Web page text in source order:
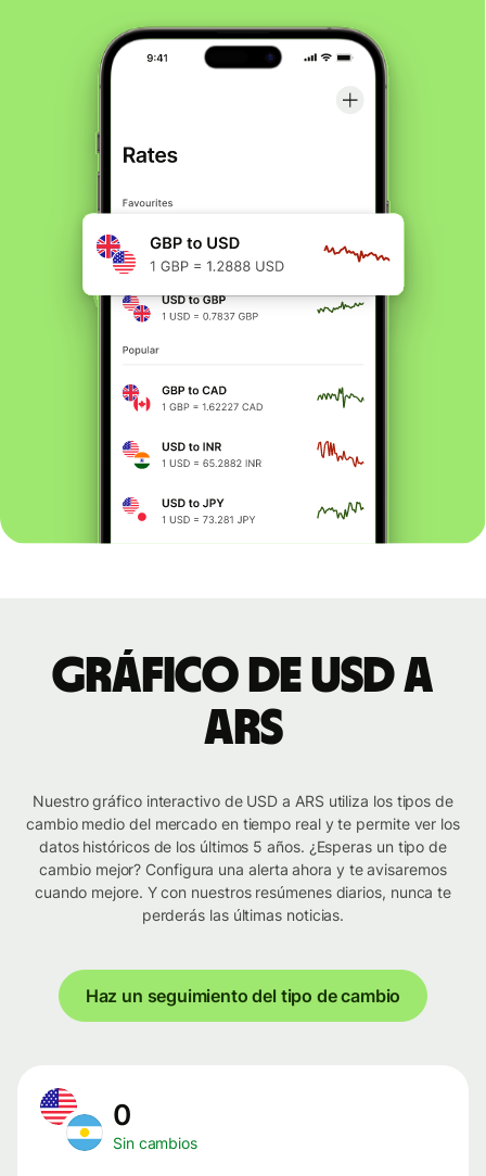
Gráfico de USD a
ARS
Nuestro gráfico interactivo de USD a ARS utiliza los tipos de
cambio medio del mercado en tiempo real y te permite ver los
datos históricos de los últimos 5 años. ¿Esperas un tipo de
cambio mejor? Configura una alerta ahora y te avisaremos
cuando mejore. Y con nuestros resúmenes diarios, nunca te
perderás las últimas noticias.
Haz un seguimiento del tipo de cambio
0
Sin cambios